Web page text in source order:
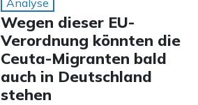
Analyse
Wegen dieser EU-
Verordnung könnten die
Ceuta-Migranten bald
auch in Deutschland
stehen